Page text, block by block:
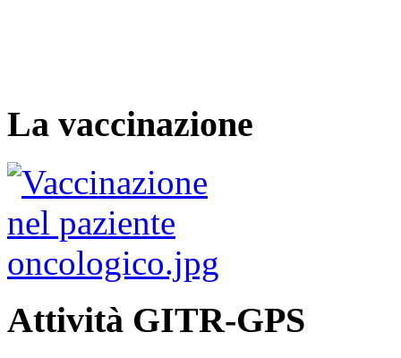
La vaccinazione
Attività GITR-GPS